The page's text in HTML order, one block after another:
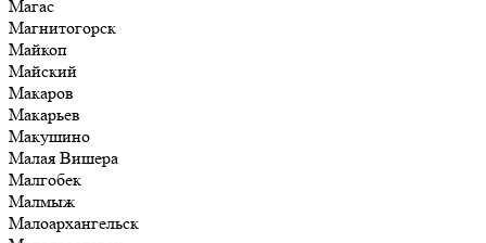
Магас
Магнитогорск
Майкоп
Майский
Макаров
Макарьев
Макушино
Малая Вишера
Малгобек
Малмыж
Малоархангельск